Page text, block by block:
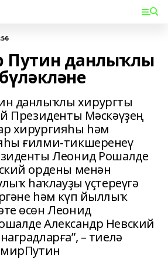
Путин данлыҡлы
данлыҡлы хирургты
Президенты Мәскәүҙең
хирургияһы һәм
ғилми-тикшеренеү
Леонид Рошалде
ордены менән
һаҡлауҙы үҫтереүгә
һәм күп йыллыҡ
өсөн Леонид
Александр Невский
– тиелә